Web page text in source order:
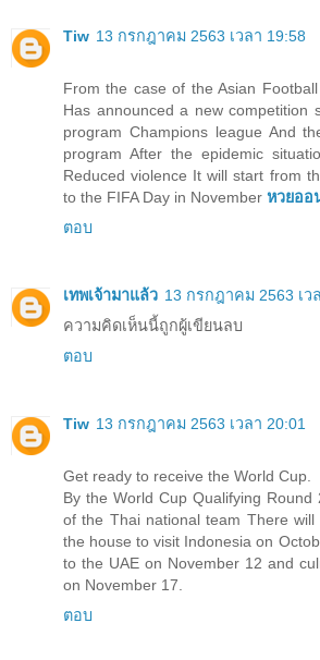
Tiw 13 กรกฎาคม 2563 เวลา 19:58
From the case of the Asian
Has announced a new competition
program Champions league And
program After the epidemic
Reduced violence It will start from
to the FIFA Day in November หวยออ
ตอบ
เทพเจ้ามาแล้ว 13 กรกฎาคม 2563 เว
ความคิดเห็นนี้ถูกผู้เขียนลบ
ตอบ
Tiw 13 กรกฎาคม 2563 เวลา 20:01
Get ready to receive the World Cup.
By the World Cup Qualifying Round
of the Thai national team There
the house to visit Indonesia on
to the UAE on November 12 and
on November 17.
ตอบ